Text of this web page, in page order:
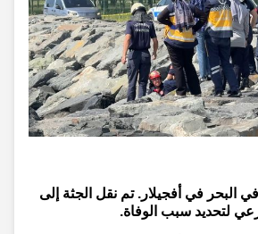
في أفجيلار. تم نقل الجثة إلى
سبب الوفاة.